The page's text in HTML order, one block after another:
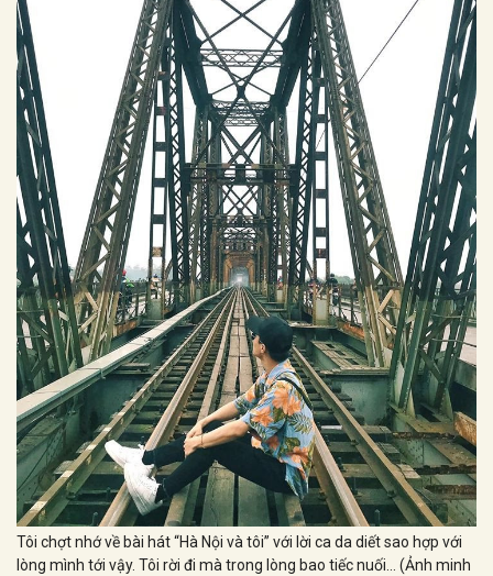
Tôi chợt nhớ về bài hát “Hà Nội và tôi” với lời ca da diết sao hợp với
lòng mình tới vậy. Tôi rời đi mà trong lòng bao tiếc nuối... (Ảnh minh